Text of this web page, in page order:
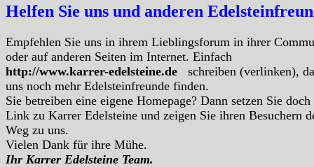
Helfen Sie uns und anderen
Empfehlen Sie uns in ihrem Lieblingsforum in ihrer
oder auf anderen Seiten im Internet. Einfach
http://www.karrer-edelsteine.de
schreiben (verlinken),
uns noch mehr Edelsteinfreunde finden.
Sie betreiben eine eigene Homepage? Dann setzen Sie doch
Link zu Karrer Edelsteine und zeigen Sie ihren Besuchern
Weg zu uns.
Vielen Dank für ihre Mühe.
Ihr Karrer Edelsteine Team.